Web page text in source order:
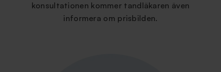
konsultationen kommer tandläkaren även
informera om prisbilden.